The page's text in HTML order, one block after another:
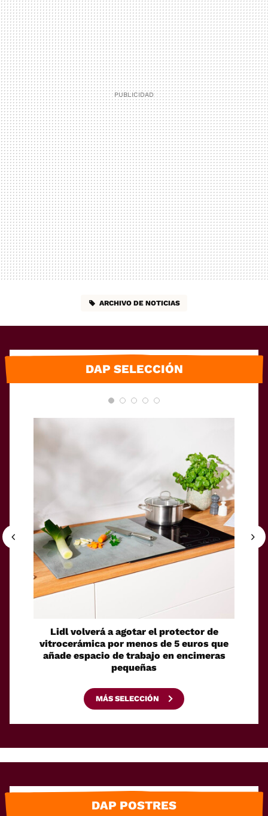
ARCHIVO DE NOTICIAS
DAP SELECCIÓN
Lidl volverá a agotar el protector de
vitrocerámica por menos de 5 euros que
añade espacio de trabajo en encimeras
pequeñas
MÁS SELECCIÓN
DAP POSTRES